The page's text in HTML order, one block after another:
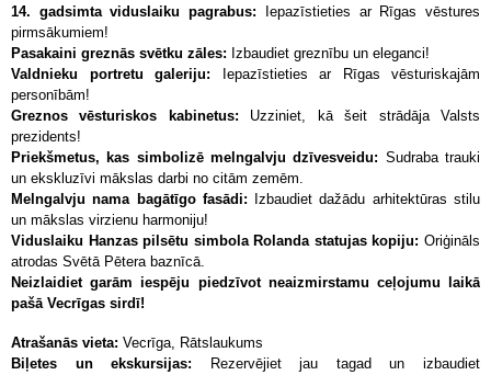
14. gadsimta viduslaiku pagrabus: Iepazīstieties ar Rīgas vēstures
pirmsākumiem!
Pasakaini greznās svētku zāles: Izbaudiet greznību un eleganci!
Valdnieku portretu galeriju: Iepazīstieties ar Rīgas vēsturiskajām
personībām!
Greznos vēsturiskos kabinetus: Uzziniet, kā šeit strādāja Valsts
prezidents!
Priekšmetus, kas simbolizē melngalvju dzīvesveidu: Sudraba trauki
un ekskluzīvi mākslas darbi no citām zemēm.
Melngalvju nama bagātīgo fasādi: Izbaudiet dažādu arhitektūras stilu
un mākslas virzienu harmoniju!
Viduslaiku Hanzas pilsētu simbola Rolanda statujas kopiju: Oriģināls
atrodas Svētā Pētera baznīcā.
Neizlaidiet garām iespēju piedzīvot neaizmirstamu ceļojumu laikā
pašā Vecrīgas sirdī!
Atrašanās vieta: Vecrīga, Rātslaukums
Biļetes un ekskursijas: Rezervējiet jau tagad un izbaudiet